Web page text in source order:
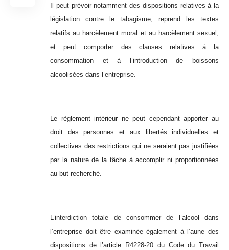
Il peut prévoir notamment des dispositions relatives à la
législation contre le tabagisme, reprend les textes
relatifs au harcèlement moral et au harcèlement sexuel,
et peut comporter des clauses relatives à la
consommation et à l’introduction de boissons
alcoolisées dans l’entreprise.
Le règlement intérieur ne peut cependant apporter au
droit des personnes et aux libertés individuelles et
collectives des restrictions qui ne seraient pas justifiées
par la nature de la tâche à accomplir ni proportionnées
au but recherché.
L’interdiction totale de consommer de l’alcool dans
l’entreprise doit être examinée également à l’aune des
dispositions de l’article R4228-20 du Code du Travail